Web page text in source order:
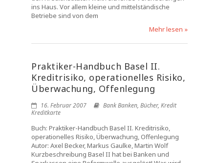
ins Haus. Vor allem kleine und mittelständische
Betriebe sind von dem
Mehr lesen »
Praktiker-Handbuch Basel II.
Kreditrisiko, operationelles Risiko,
Überwachung, Offenlegung
16. Februar 2007 Bank Banken, Bücher, Kredit
Kreditkarte
Buch: Praktiker-Handbuch Basel II. Kreditrisiko,
operationelles Risiko, Überwachung, Offenlegung
Autor: Axel Becker, Markus Gaulke, Martin Wolf
Kurzbeschreibung Basel II hat bei Banken und